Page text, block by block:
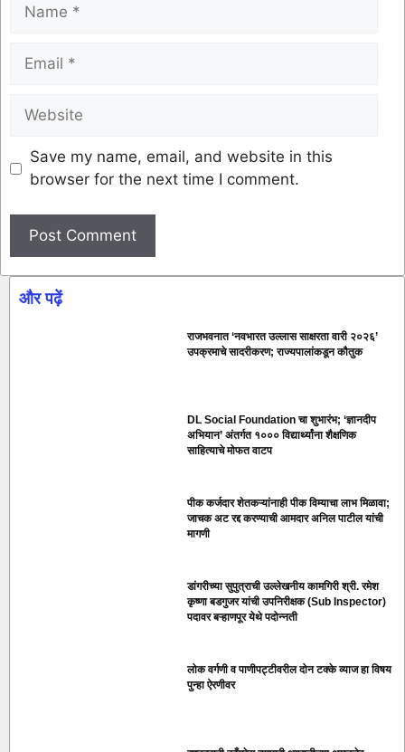
Save my name, email, and website in this
browser for the next time I comment.
और पढ़ें
राजभवनात ‘नवभारत उल्लास साक्षरता वारी २०२६’
उपक्रमाचे सादरीकरण; राज्यपालांकडून कौतुक
DL Social Foundation चा शुभारंभ; ‘ज्ञानदीप
अभियान’ अंतर्गत १००० विद्यार्थ्यांना शैक्षणिक
साहित्याचे मोफत वाटप
पीक कर्जदार शेतकऱ्यांनाही पीक विम्याचा लाभ मिळावा;
जाचक अट रद्द करण्याची आमदार अनिल पाटील यांची
मागणी
डांगरीच्या सुपुत्राची उल्लेखनीय कामगिरी श्री. रमेश
कृष्णा बडगुजर यांची उपनिरीक्षक (Sub Inspector)
पदावर बऱ्हाणपूर येथे पदोन्नती
लोक वर्गणी व पाणीपट्टीवरील दोन टक्के व्याज हा विषय
पुन्हा ऐरणीवर